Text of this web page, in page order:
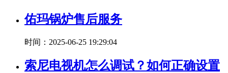
佑玛锅炉售后服务
时间：2025-06-25 19:29:04
索尼电视机怎么调试？如何正确设置